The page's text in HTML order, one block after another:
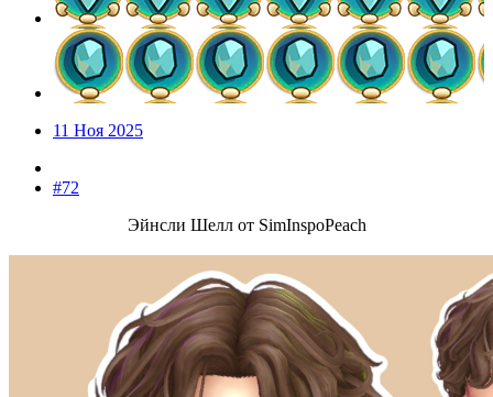
11 Ноя 2025
#72
Эйнсли Шелл от SimInspoPeach